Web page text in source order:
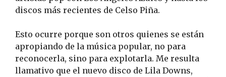
discos más recientes de Celso Piña.
Esto ocurre porque son otros quienes se están
apropiando de la música popular, no para
reconocerla, sino para explotarla. Me resulta
llamativo que el nuevo disco de Lila Downs,